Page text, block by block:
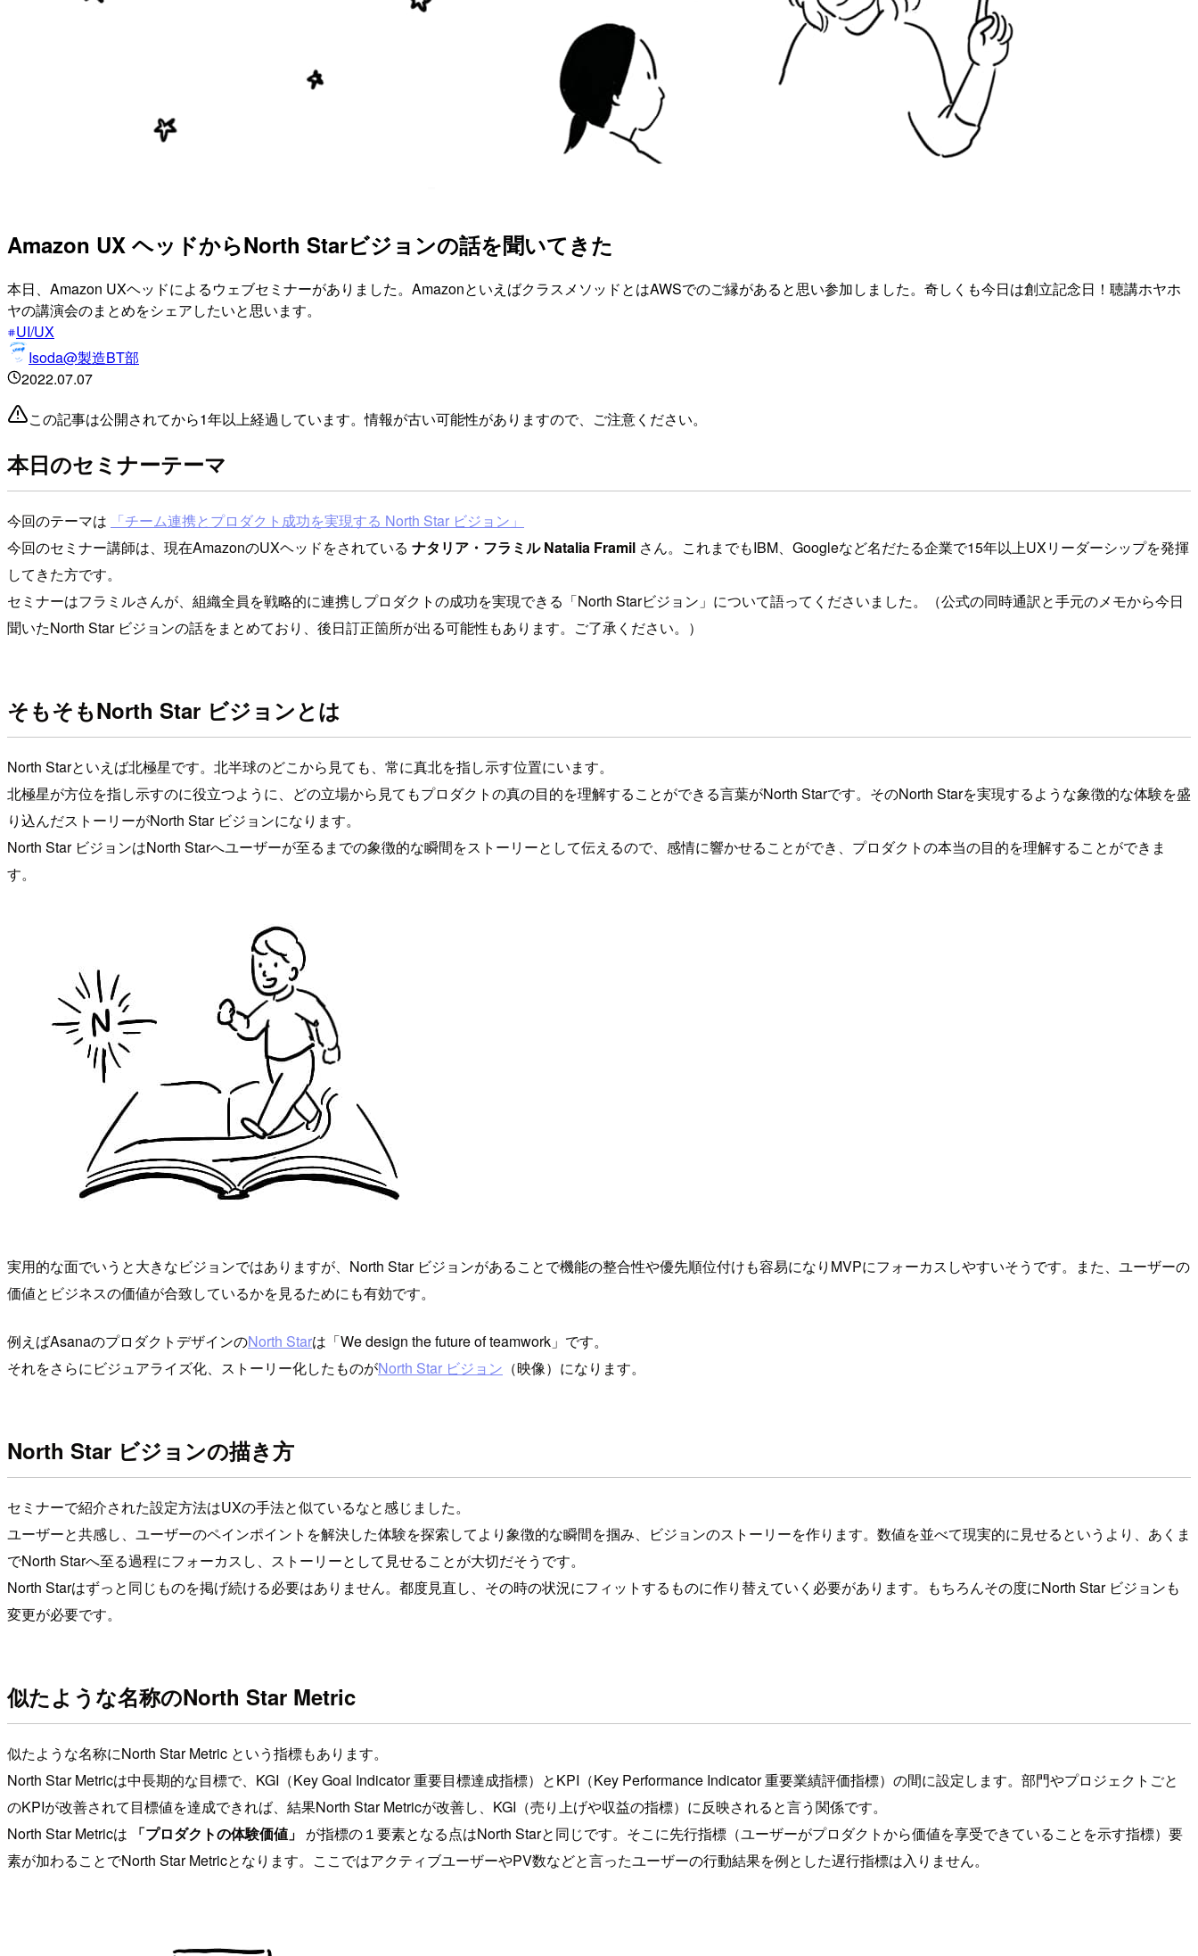
Amazon UX ヘッドからNorth Starビジョンの話を聞いてきた
本日、Amazon UXヘッドによるウェブセミナーがありました。AmazonといえばクラスメソッドとはAWSでのご縁があると思い参加しました。奇しくも今日は創立記念日！聴講ホヤホ
ヤの講演会のまとめをシェアしたいと思います。
UI/UX
Isoda@製造BT部
2022.07.07
この記事は公開されてから1年以上経過しています。情報が古い可能性がありますので、ご注意ください。
本日のセミナーテーマ
今回のテーマは
「チーム連携とプロダクト成功を実現する North Star ビジョン」
今回のセミナー講師は、現在AmazonのUXヘッドをされている ナタリア・フラミル Natalia Framil さん。これまでもIBM、Googleなど名だたる企業で15年以上UXリーダーシップを発揮
してきた方です。
セミナーはフラミルさんが、組織全員を戦略的に連携しプロダクトの成功を実現できる「North Starビジョン」について語ってくださいました。（公式の同時通訳と手元のメモから今日
聞いたNorth Star ビジョンの話をまとめており、後日訂正箇所が出る可能性もあります。ご了承ください。）
そもそもNorth Star ビジョンとは
North Starといえば北極星です。北半球のどこから見ても、常に真北を指し示す位置にいます。
北極星が方位を指し示すのに役立つように、どの立場から見てもプロダクトの真の目的を理解することができる言葉がNorth Starです。そのNorth Starを実現するような象徴的な体験を盛
り込んだストーリーがNorth Star ビジョンになります。
North Star ビジョンはNorth Starへユーザーが至るまでの象徴的な瞬間をストーリーとして伝えるので、感情に響かせることができ、プロダクトの本当の目的を理解することができま
す。
実用的な面でいうと大きなビジョンではありますが、North Star ビジョンがあることで機能の整合性や優先順位付けも容易になりMVPにフォーカスしやすいそうです。また、ユーザーの
価値とビジネスの価値が合致しているかを見るためにも有効です。
例えばAsanaのプロダクトデザインのNorth Starは「We design the future of teamwork」です。
それをさらにビジュアライズ化、ストーリー化したものがNorth Star ビジョン （映像）になります。
North Star ビジョンの描き方
セミナーで紹介された設定方法はUXの手法と似ているなと感じました。
ユーザーと共感し、ユーザーのペインポイントを解決した体験を探索してより象徴的な瞬間を掴み、ビジョンのストーリーを作ります。数値を並べて現実的に見せるというより、あくま
でNorth Starへ至る過程にフォーカスし、ストーリーとして見せることが大切だそうです。
North Starはずっと同じものを掲げ続ける必要はありません。都度見直し、その時の状況にフィットするものに作り替えていく必要があります。もちろんその度にNorth Star ビジョンも
変更が必要です。
似たような名称のNorth Star Metric
似たような名称にNorth Star Metric という指標もあります。
North Star Metricは中長期的な目標で、KGI（Key Goal Indicator 重要目標達成指標）とKPI（Key Performance Indicator 重要業績評価指標）の間に設定します。部門やプロジェクトごと
のKPIが改善されて目標値を達成できれば、結果North Star Metricが改善し、KGI（売り上げや収益の指標）に反映されると言う関係です。
North Star Metricは
「プロダクトの体験価値」 が指標の１要素となる点はNorth Starと同じです。そこに先行指標（ユーザーがプロダクトから価値を享受できていることを示す指標）要
素が加わることでNorth Star Metricとなります。ここではアクティブユーザーやPV数などと言ったユーザーの行動結果を例とした遅行指標は入りません。